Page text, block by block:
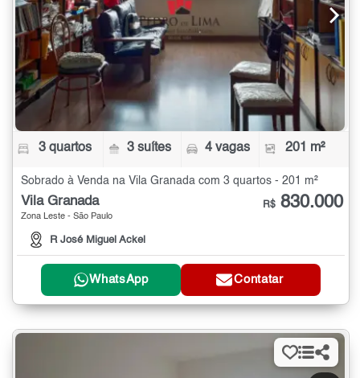
3 quartos 3 suítes 4 vagas 201 m²
Sobrado à Venda na Vila Granada com 3 quartos - 201 m²
Vila Granada
Zona Leste - São Paulo
R José Miguel Ackel
R$ 830.000
WhatsApp Contatar